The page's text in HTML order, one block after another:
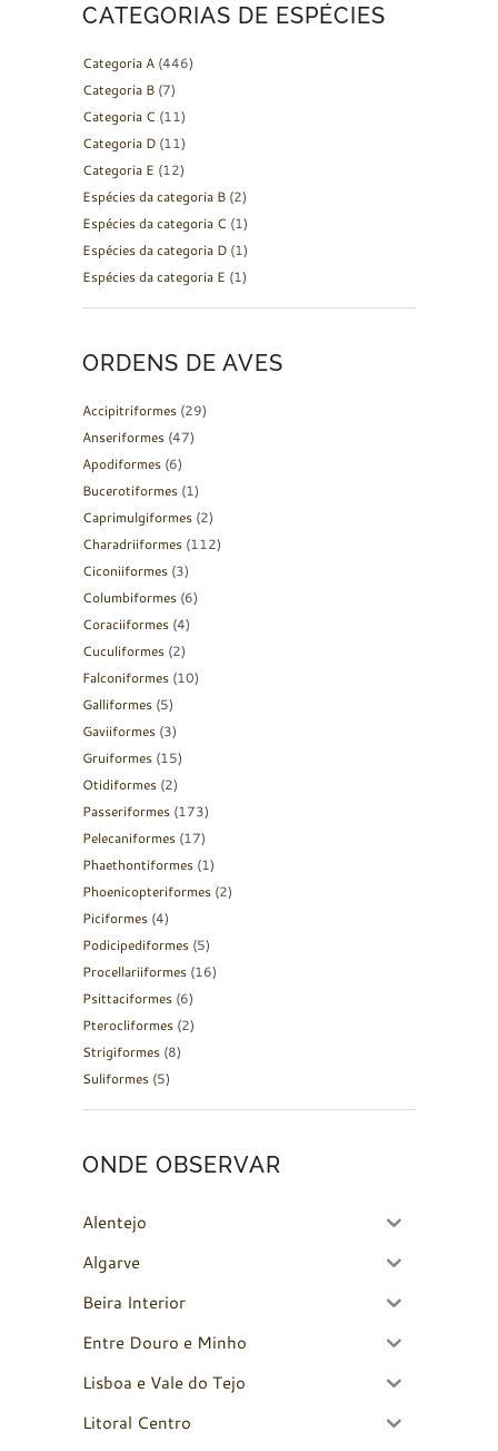
CATEGORIAS DE ESPÉCIES
Categoria A (446)
Categoria B (7)
Categoria C (11)
Categoria D (11)
Categoria E (12)
Espécies da categoria B (2)
Espécies da categoria C (1)
Espécies da categoria D (1)
Espécies da categoria E (1)
ORDENS DE AVES
Accipitriformes (29)
Anseriformes (47)
Apodiformes (6)
Bucerotiformes (1)
Caprimulgiformes (2)
Charadriiformes (112)
Ciconiiformes (3)
Columbiformes (6)
Coraciiformes (4)
Cuculiformes (2)
Falconiformes (10)
Galliformes (5)
Gaviiformes (3)
Gruiformes (15)
Otidiformes (2)
Passeriformes (173)
Pelecaniformes (17)
Phaethontiformes (1)
Phoenicopteriformes (2)
Piciformes (4)
Podicipediformes (5)
Procellariiformes (16)
Psittaciformes (6)
Pterocliformes (2)
Strigiformes (8)
Suliformes (5)
ONDE OBSERVAR
Alentejo
Algarve
Beira Interior
Entre Douro e Minho
Lisboa e Vale do Tejo
Litoral Centro